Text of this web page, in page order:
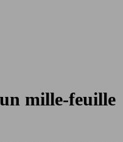
mille-feuille